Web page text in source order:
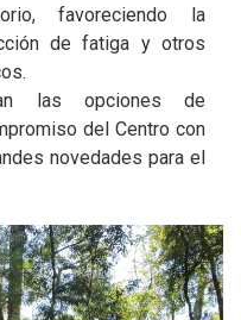
favoreciendo la
de fatiga y otros
las opciones de
del Centro con
novedades para el